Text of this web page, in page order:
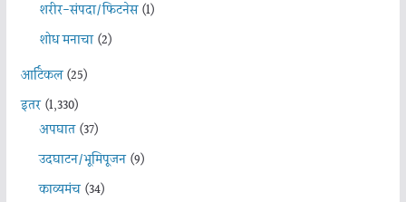
शरीर-संपदा/फिटनेस(1)
शोध मनाचा(2)
आर्टिकल(25)
इतर(1,330)
अपघात(37)
उदघाटन/भूमिपूजन(9)
काव्यमंच(34)